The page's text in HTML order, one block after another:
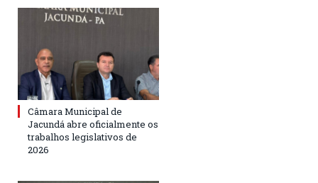
Câmara Municipal de
Jacundá abre oficialmente os
trabalhos legislativos de
2026